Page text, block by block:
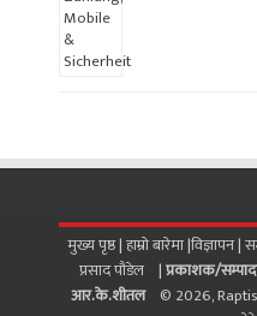
मुख्य पृष्ठ |हाम्रो बारेमा|विज्ञापन|
प्रसाद पाैडेल |प्रकाशक/
आर.के.शीतल © 2026,